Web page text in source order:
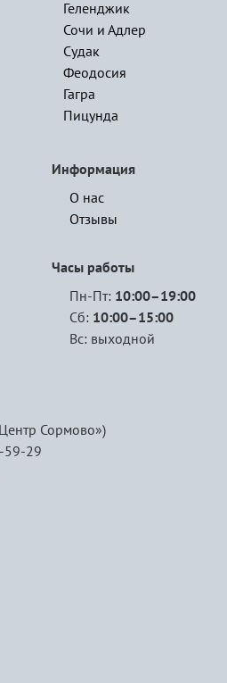
Геленджик
Сочи и Адлер
Судак
Феодосия
Гагра
Пицунда
Информация
О нас
Отзывы
Часы работы
Пн-Пт: 10:00–19:00
Сб: 10:00–15:00
Вс: выходной
Сормово»)
59-29